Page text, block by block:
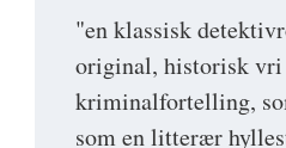
"en klassisk
original, historisk
kriminalfortelling,
som en litterær